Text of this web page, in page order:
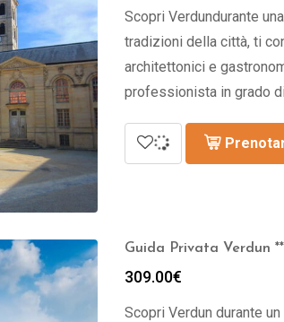
da
a
Scopri Verdundurante
tradizioni della città, ti
architettonici e
professionista in grado
Guida Privata Verdun
309.00€
Scopri Verdun durante